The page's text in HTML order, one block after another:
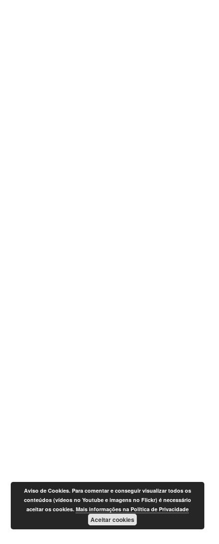
Aviso de Cookies. Para comentar e conseguir visualizar todos os
conteúdos (vídeos no Youtube e imagens no Flickr) é necessário
aceitar os cookies.Mais informações na Política de Privacidade
Aceitar cookies